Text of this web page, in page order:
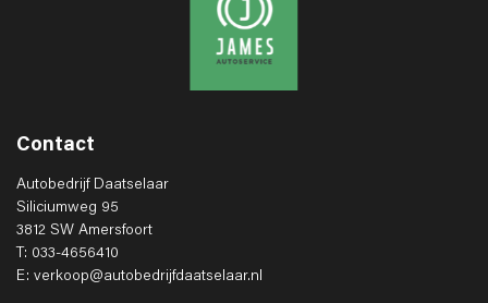
Contact
Autobedrijf Daatselaar
Siliciumweg 95
3812 SW Amersfoort
T: 033-4656410
E: verkoop@autobedrijfdaatselaar.nl